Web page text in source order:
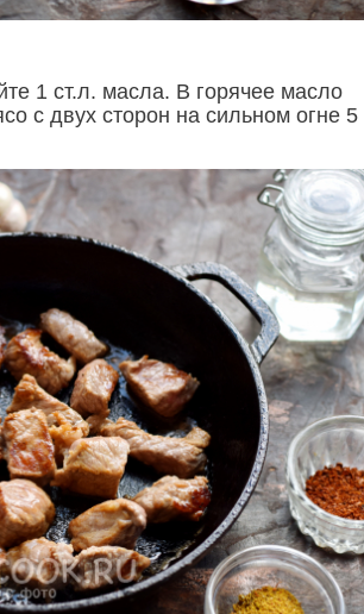
1 ст.л. масла. В горячее масло
с двух сторон на сильном огне 5